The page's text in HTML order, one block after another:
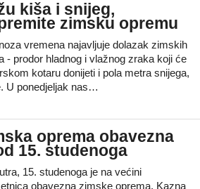
kiša i snijeg,
zimsku opremu
vremena najavljuje dolazak zimskih
- prodor hladnog i vlažnog zraka koji će
kotaru donijeti i pola metra snijega,
U ponedjeljak nas…
oprema obavezna
15. studenoga
15. studenoga je na većini
obavezna zimske oprema. Kazna